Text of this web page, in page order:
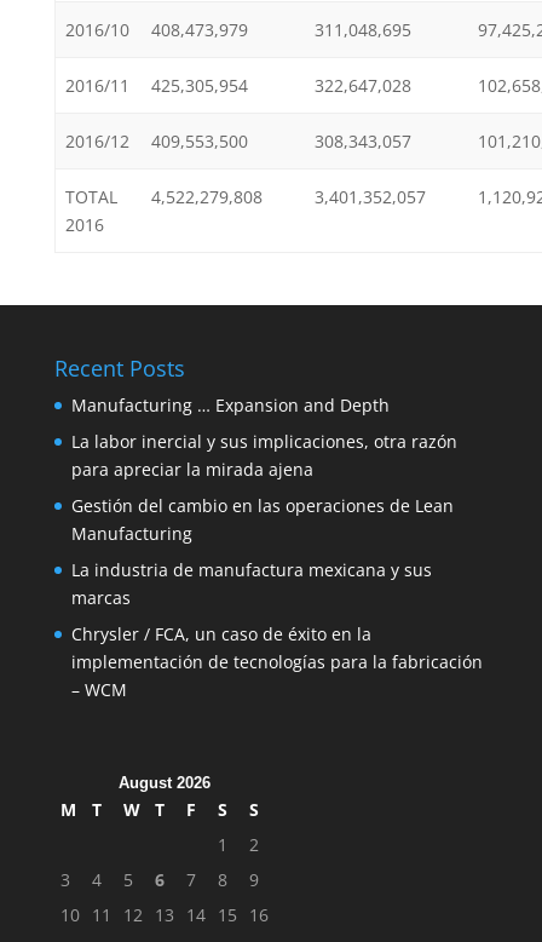
2016/10 408,473,979 311,048,695
2016/11 425,305,954 322,647,028
2016/12 409,553,500 308,343,057
TOTAL
2016
4,522,279,808 3,401,352,057
Recent Posts
Manufacturing … Expansion and Depth
La labor inercial y sus implicaciones, otra razón
para apreciar la mirada ajena
Gestión del cambio en las operaciones de Lean
Manufacturing
La industria de manufactura mexicana y sus
marcas
Chrysler / FCA, un caso de éxito en la
implementación de tecnologías para la fabricación
– WCM
August 2026
M T W T F S
S
1
2
3
4 5 6 7 8
9
10 11 12 13 14 15
16